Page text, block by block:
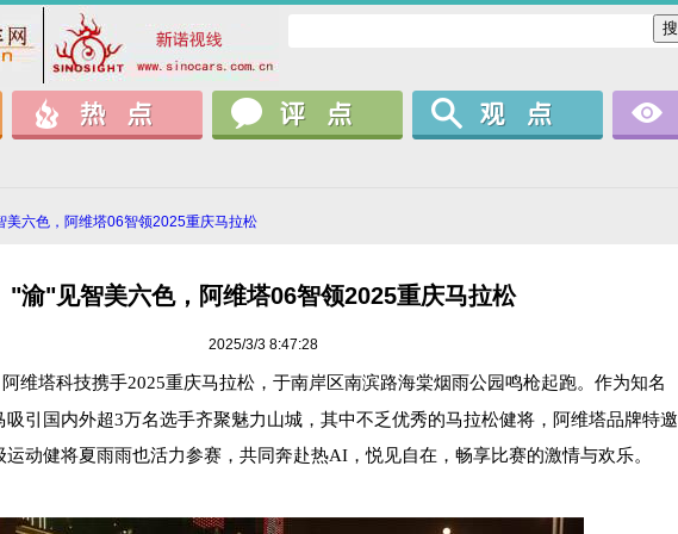
美六色，阿维塔06智领2025重庆马拉松
"渝"见智美六色，阿维塔06智领2025重庆马拉松
2025/3/3 8:47:28
阿维塔科技携手2025重庆马拉松，于南岸区南滨路海棠烟雨公园鸣枪起跑。 作为知名
吸引国内外超3万名选手齐聚魅力山城， 其中不乏优秀的马拉松健将，阿维塔品牌特邀
运动健将夏雨雨也活力参赛，共同奔赴热AI ，悦见自在，畅享比赛的激情与欢乐。